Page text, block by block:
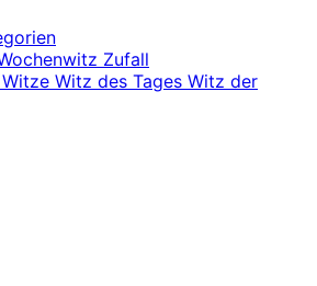
Zufall
Witz des Tages Witz der